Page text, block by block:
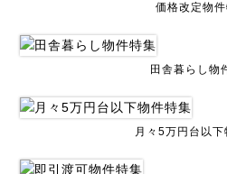
価格改定物
田舎暮らし物
月々5万円台以下